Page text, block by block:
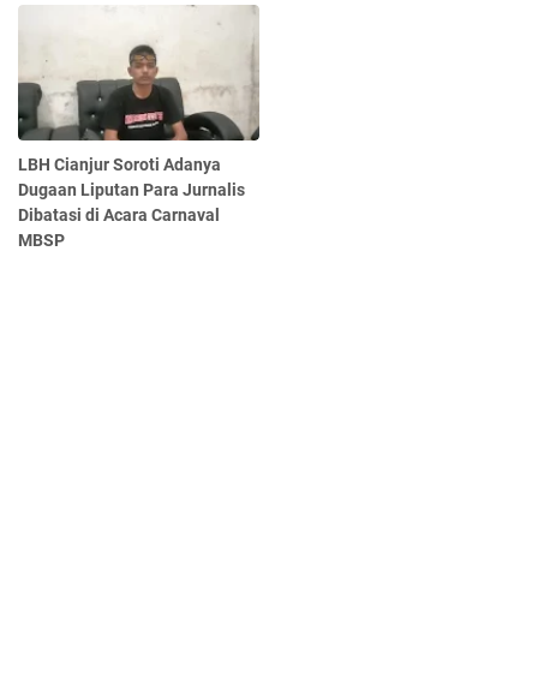
LBH Cianjur Soroti Adanya
Dugaan Liputan Para Jurnalis
Dibatasi di Acara Carnaval
MBSP